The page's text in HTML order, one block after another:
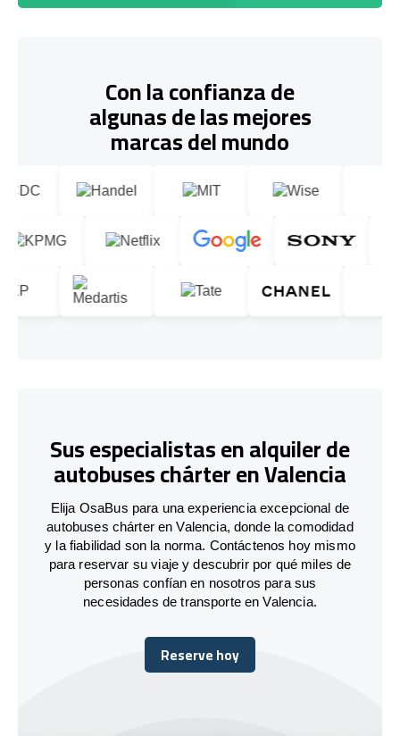
Con la confianza de
algunas de las mejores
marcas del mundo
Sus especialistas en alquiler de
autobuses chárter en Valencia
Elija OsaBus para una experiencia excepcional de
autobuses chárter en Valencia, donde la comodidad
y la fiabilidad son la norma. Contáctenos hoy mismo
para reservar su viaje y descubrir por qué miles de
personas confían en nosotros para sus
necesidades de transporte en Valencia.
Reserve hoy
Reserve hoy